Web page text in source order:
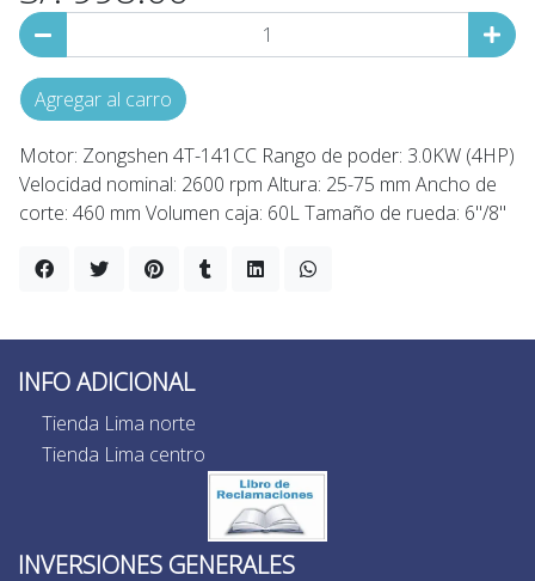
Agregar al carro
Motor: Zongshen 4T-141CC Rango de poder: 3.0KW (4HP)
Velocidad nominal: 2600 rpm Altura: 25-75 mm Ancho de
corte: 460 mm Volumen caja: 60L Tamaño de rueda: 6"/8"
INFO ADICIONAL
Tienda Lima norte
Tienda Lima centro
INVERSIONES GENERALES